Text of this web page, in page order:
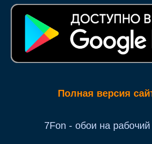
Полная версия
7Fon - обои на рабочий